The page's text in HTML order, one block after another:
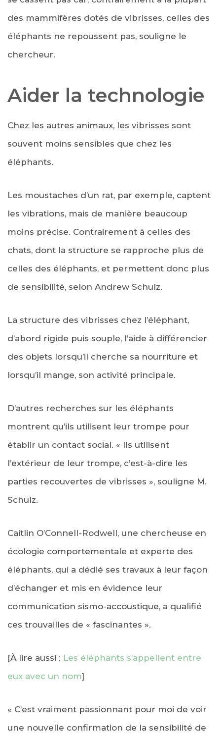
des mammifères dotés de vibrisses, celles des
éléphants ne repoussent pas, souligne le
chercheur.
Aider la technologie
Chez les autres animaux, les vibrisses sont
souvent moins sensibles que chez les
éléphants.
Les moustaches d’un rat, par exemple, captent
les vibrations, mais de manière beaucoup
moins précise. Contrairement à celles des
chats, dont la structure se rapproche plus de
celles des éléphants, et permettent donc plus
de sensibilité, selon Andrew Schulz.
La structure des vibrisses chez l’éléphant,
d’abord rigide puis souple, l’aide à différencier
des objets lorsqu’il cherche sa nourriture et
lorsqu’il mange, son activité principale.
D’autres recherches sur les éléphants
montrent qu’ils utilisent leur trompe pour
établir un contact social. « Ils utilisent
l’extérieur de leur trompe, c’est-à-dire les
parties recouvertes de vibrisses », souligne M.
Schulz.
Caitlin O’Connell-Rodwell, une chercheuse en
écologie comportementale et experte des
éléphants, qui a dédié ses travaux à leur façon
d’échanger et mis en évidence leur
communication sismo-accoustique, a qualifié
ces trouvailles de « fascinantes ».
[À lire aussi : Les éléphants s’appellent entre
eux avec un nom]
« C’est vraiment passionnant pour moi de voir
une nouvelle confirmation de la sensibilité de